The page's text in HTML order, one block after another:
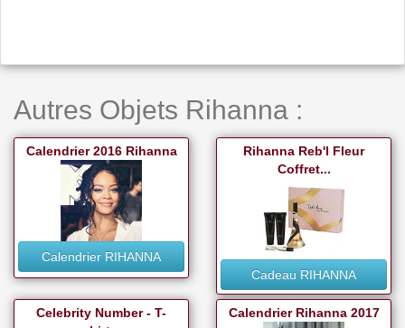
Autres Objets Rihanna :
Calendrier 2016 Rihanna
Calendrier RIHANNA
Rihanna Reb'l Fleur
Coffret...
Cadeau RIHANNA
Celebrity Number - T-
Calendrier Rihanna 2017